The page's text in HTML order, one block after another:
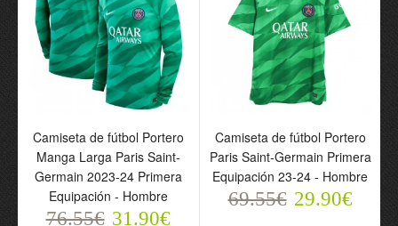
Camiseta de fútbol
Portero Manga Larga
Paris Saint-Germain
Segunda Equipación 23-
76.55€ 31.90€
Camiseta de fútbol Portero
Manga Larga Paris Saint-
Germain 2023-24 Primera
Equipación - Hombre
76.55€ 31.90€
Camiseta de fútbol Portero
Paris Saint-Germain Primera
Equipación 23-24 - Hombre
69.55€ 29.90€